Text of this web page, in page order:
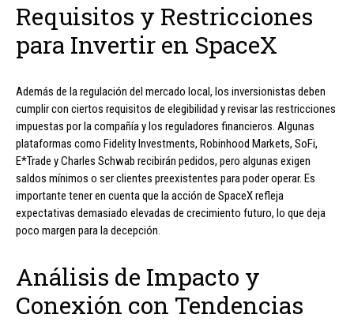
Requisitos y Restricciones
para Invertir en SpaceX
Además de la regulación del mercado local, los inversionistas deben
cumplir con ciertos requisitos de elegibilidad y revisar las restricciones
impuestas por la compañía y los reguladores financieros. Algunas
plataformas como Fidelity Investments, Robinhood Markets, SoFi,
E*Trade y Charles Schwab recibirán pedidos, pero algunas exigen
saldos mínimos o ser clientes preexistentes para poder operar. Es
importante tener en cuenta que la acción de SpaceX refleja
expectativas demasiado elevadas de crecimiento futuro, lo que deja
poco margen para la decepción.
Análisis de Impacto y
Conexión con Tendencias